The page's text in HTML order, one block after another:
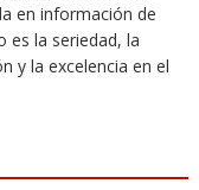
en información de
es la seriedad, la
y la excelencia en el